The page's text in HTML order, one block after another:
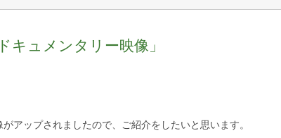
キュメンタリー映像」
アップされましたので、ご紹介をしたいと思います。